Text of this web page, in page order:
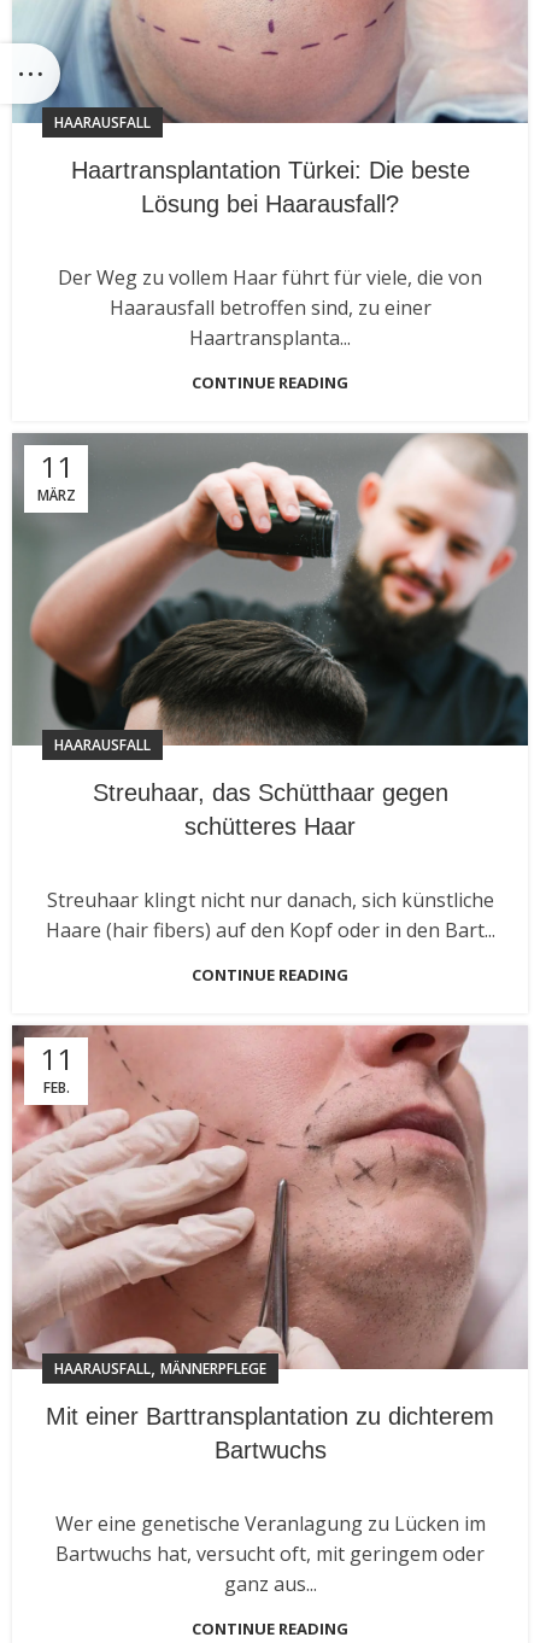
HAARAUSFALL
Haartransplantation Türkei: Die beste
Lösung bei Haarausfall?
Der Weg zu vollem Haar führt für viele, die von
Haarausfall betroffen sind, zu einer
Haartransplanta...
CONTINUE READING
11
MÄRZ
HAARAUSFALL
Streuhaar, das Schütthaar gegen
schütteres Haar
Streuhaar klingt nicht nur danach, sich künstliche
Haare (hair fibers) auf den Kopf oder in den Bart...
CONTINUE READING
11
FEB.
HAARAUSFALL, MÄNNERPFLEGE
Mit einer Barttransplantation zu dichterem
Bartwuchs
Wer eine genetische Veranlagung zu Lücken im
Bartwuchs hat, versucht oft, mit geringem oder
ganz aus...
CONTINUE READING